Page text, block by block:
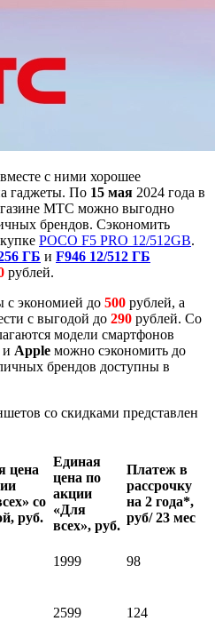
с ними хорошее
гаджеты. По 15 мая 2024 года в
МТС можно выгодно
брендов. Сэкономить
POCO F5 PRO 12/512GB.
ГБ и F946 12/512 ГБ
рублей.
с экономией до 500 рублей, а
с выгодой до 290 рублей. Со
модели смартфонов
и Apple можно сэкономить до
брендов доступны в
со скидками представлен
цена
со
руб.
Единая
цена по
акции
«Для
всех», руб.
Платеж в
рассрочку
на 2 года*,
руб/ 23 мес
1999 98
2599 124